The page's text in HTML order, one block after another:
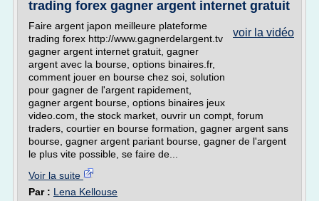
trading forex gagner argent internet gratuit
voir la vidéo
Faire argent japon meilleure plateforme
trading forex http://www.gagnerdelargent.tv
gagner argent internet gratuit, gagner
argent avec la bourse, options binaires.fr,
comment jouer en bourse chez soi, solution
pour gagner de l'argent rapidement,
gagner argent bourse, options binaires jeux
video.com, the stock market, ouvrir un compt, forum
traders, courtier en bourse formation, gagner argent sans
bourse, gagner argent pariant bourse, gagner de l'argent
le plus vite possible, se faire de...
Voir la suite
Par : Lena Kellouse